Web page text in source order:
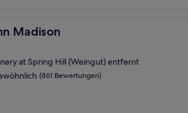
Madison
at Spring Hill (Weingut) entfernt
(861 Bewertungen)